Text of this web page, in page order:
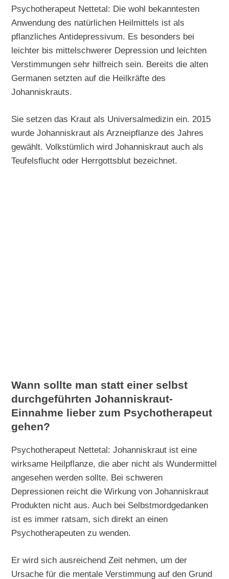
Psychotherapeut Nettetal: Die wohl bekanntesten
Anwendung des natürlichen Heilmittels ist als
pflanzliches Antidepressivum. Es besonders bei
leichter bis mittelschwerer Depression und leichten
Verstimmungen sehr hilfreich sein. Bereits die alten
Germanen setzten auf die Heilkräfte des
Johanniskrauts.
Sie setzen das Kraut als Universalmedizin ein. 2015
wurde Johanniskraut als Arzneipflanze des Jahres
gewählt. Volkstümlich wird Johanniskraut auch als
Teufelsflucht oder Herrgottsblut bezeichnet.
Wann sollte man statt einer selbst
durchgeführten Johanniskraut-
Einnahme lieber zum Psychotherapeut
gehen?
Psychotherapeut Nettetal: Johanniskraut ist eine
wirksame Heilpflanze, die aber nicht als Wundermittel
angesehen werden sollte. Bei schweren
Depressionen reicht die Wirkung von Johanniskraut
Produkten nicht aus. Auch bei Selbstmordgedanken
ist es immer ratsam, sich direkt an einen
Psychotherapeuten zu wenden.
Er wird sich ausreichend Zeit nehmen, um der
Ursache für die mentale Verstimmung auf den Grund